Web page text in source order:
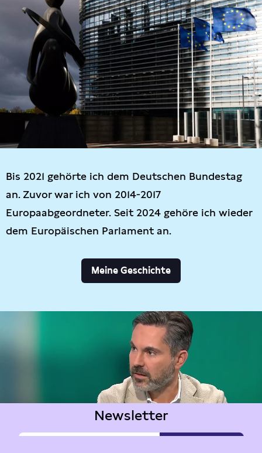
Bis 2021 gehörte ich dem Deutschen Bundestag
an. Zuvor war ich von 2014-2017
Europaabgeordneter. Seit 2024 gehöre ich wieder
dem Europäischen Parlament an.
Meine Geschichte
Newsletter